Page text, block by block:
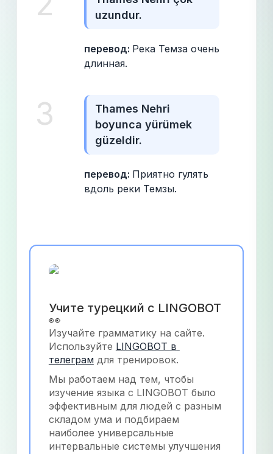
uzundur.
перевод: Река Темза очень
длинная.
3
Thames Nehri
boyunca yürümek
güzeldir.
перевод: Приятно гулять
вдоль реки Темзы.
Учите турецкий с LINGOBOT
👀
Изучайте грамматику на сайте.
Используйте LINGOBOT в
телеграм для тренировок.
Мы работаем над тем, чтобы
изучение языка с LINGOBOT было
эффективным для людей с разным
складом ума и подбираем
наиболее универсальные
интервальные системы улучшения